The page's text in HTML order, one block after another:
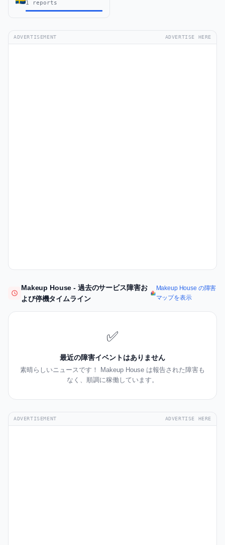
1 reports
ADVERTISEMENT ADVERTISE HERE
Makeup House - 過去のサービス障害お
よび停機タイムライン
Makeup House の障害
マップを表示
✅
最近の障害イベントはありません
素晴らしいニュースです！ Makeup House は報告された障害も
なく、順調に稼働しています。
ADVERTISEMENT ADVERTISE HERE